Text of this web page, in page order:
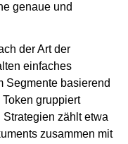
genaue und
der Art der
einfaches
Segmente basierend
gruppiert
zählt etwa
zusammen mit